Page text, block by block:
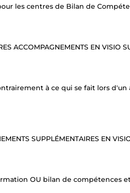
les centres de Bilan de
ACCOMPAGNEMENTS EN VISIO
à ce qui se fait lors d'un
SUPPLÉMENTAIRES EN
OU bilan de compétences